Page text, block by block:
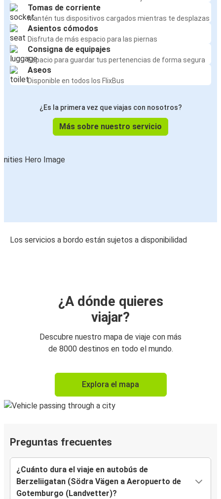
Tomas de corriente
Mantén tus dispositivos cargados mientras te desplazas
Asientos cómodos
Disfruta de más espacio para las piernas
Consigna de equipajes
Espacio para guardar tus pertenencias de forma segura
Aseos
Disponible en todos los FlixBus
¿Es la primera vez que viajas con nosotros?
Más sobre nuestro servicio
Los servicios a bordo están sujetos a disponibilidad
¿A dónde quieres
viajar?
Descubre nuestro mapa de viaje con más
de 8000 destinos en todo el mundo.
Explora el mapa
Preguntas frecuentes
¿Cuánto dura el viaje en autobús de
Berzeliigatan (Södra Vägen a Aeropuerto de
Gotemburgo (Landvetter)?